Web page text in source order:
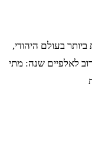
בעולם היהודי,
לאלפיים שנה: מתי